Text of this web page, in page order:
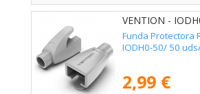
VENTION -
Funda Protectora
IODH0-50/ 50
2,99 €